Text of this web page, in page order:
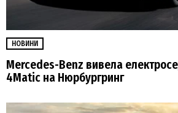
НОВИНИ
Mercedes-Benz вивела
4Matic на Нюрбургринг